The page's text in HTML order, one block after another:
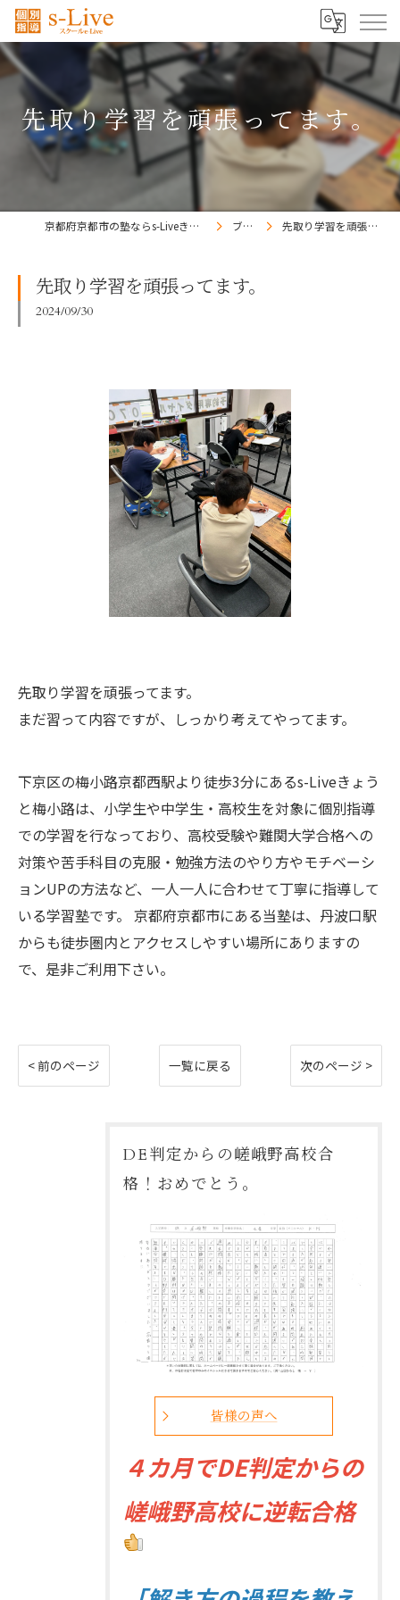
先取り学習を頑張ってます。
京都府京都市の塾ならs-Liveきょうと梅小路校 ブログ 先取り学習を頑張ってます。
先取り学習を頑張ってます。
2024/09/30
先取り学習を頑張ってます。
まだ習って内容ですが、しっかり考えてやってます。
下京区の梅小路京都西駅より徒歩3分にあるs-Liveきょう
と梅小路は、小学生や中学生・高校生を対象に個別指導
での学習を行なっており、高校受験や難関大学合格への
対策や苦手科目の克服・勉強方法のやり方やモチベーシ
ョンUPの方法など、一人一人に合わせて丁寧に指導して
いる学習塾です。 京都府京都市にある当塾は、丹波口駅
からも徒歩圏内とアクセスしやすい場所にありますの
で、是非ご利用下さい。
< 前のページ 一覧に戻る 次のページ >
DE判定からの嵯峨野高校合
格！おめでとう。
皆様の声へ
４カ月でDE判定からの
嵯峨野高校に逆転合格